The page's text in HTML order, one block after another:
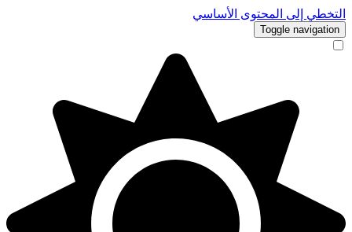
التخطي إلى المحتوى الأساسي
Toggle navigation